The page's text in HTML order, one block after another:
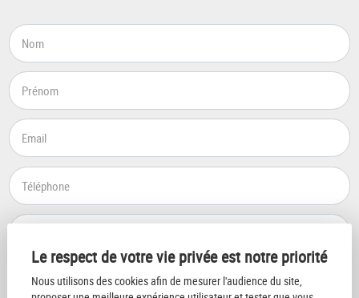
Le respect de votre vie privée est notre priorité
Nous utilisons des cookies afin de mesurer l'audience du site,